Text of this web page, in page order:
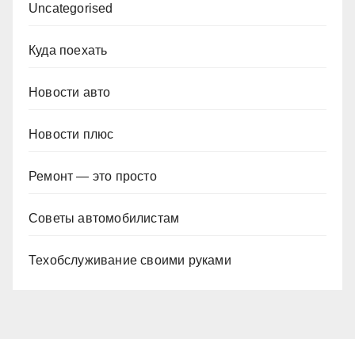
Uncategorised
Куда поехать
Новости авто
Новости плюс
Ремонт — это просто
Советы автомобилистам
Техобслуживание своими руками